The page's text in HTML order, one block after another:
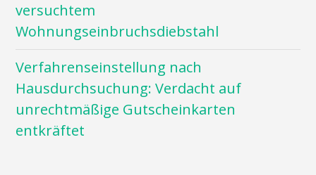
versuchtem
Wohnungseinbruchsdiebstahl
Verfahrenseinstellung nach
Hausdurchsuchung: Verdacht auf
unrechtmäßige Gutscheinkarten
entkräftet